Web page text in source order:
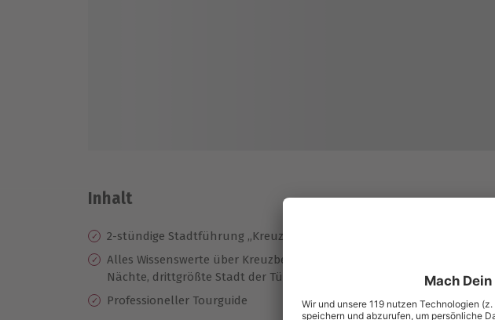
Inhalt
2-stündige Stadtführung „Kreuzberg SO36 - schillerndster Bezirk“
Alles Wissenswerte über Kreuzberg SO36: Hausbesetzungen, lange
Nächte, drittgrößte Stadt der Türkei, u.v.m.
Professioneller Tourguide